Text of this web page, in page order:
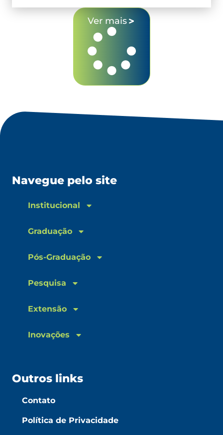
Ver mais
Navegue pelo site
Institucional
Graduação
Pós-Graduação
Pesquisa
Extensão
Inovações
Outros links
Contato
Política de Privacidade